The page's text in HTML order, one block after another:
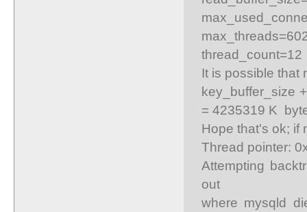
thread_count=12
It is possible that
key_buffer_size
= 4235319 K
Hope that's ok; if
Thread pointer:
Attempting
out
where mysqld